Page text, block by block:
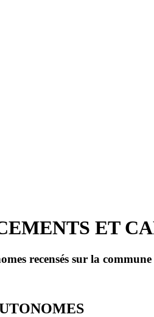
ET
recensés sur la commune